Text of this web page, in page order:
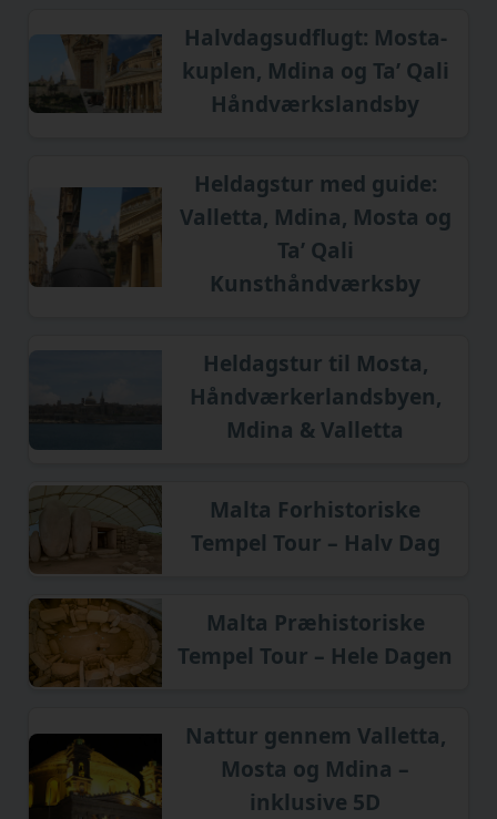
Halvdagsudflugt: Mosta-
kuplen, Mdina og Ta’ Qali
Håndværkslandsby
Heldagstur med guide:
Valletta, Mdina, Mosta og
Ta’ Qali
Kunsthåndværksby
Heldagstur til Mosta,
Håndværkerlandsbyen,
Mdina & Valletta
Malta Forhistoriske
Tempel Tour – Halv Dag
Malta Præhistoriske
Tempel Tour – Hele Dagen
Nattur gennem Valletta,
Mosta og Mdina –
inklusive 5D